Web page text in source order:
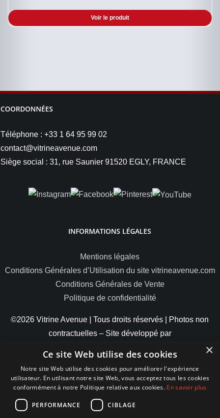
Voir le produit
COORDONNÉES
Téléphone : +33 1 64 95 99 02
contact@vitrineavenue.com
Siège social : 31, rue Saunier 91520 EGLY, FRANCE
INFORMATIONS LÉGALES
Mentions légales
Conditions Générales d’Utilisation du site vitrineavenue.com
Conditions Générales de Vente
Politique de confidentialité
©2026 Vitrine Avenue | Tous droits réservés | Photos non
contractuelles – Site développé par
MODES DE PAIEMENT
×
Ce site Web utilise des cookies
Notre site Web utilise des cookies pour améliorer l'expérience
utilisateur. En utilisant notre site Web, vous acceptez tous les cookies
conformément à notre Politique relative aux cookies. En savoir plus
PERFORMANCE CIBLAGE